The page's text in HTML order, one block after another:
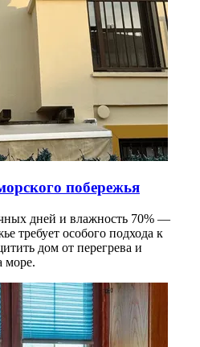
побережья
дней и влажность 70% —
требует особого подхода к
дом от перегрева и
море.